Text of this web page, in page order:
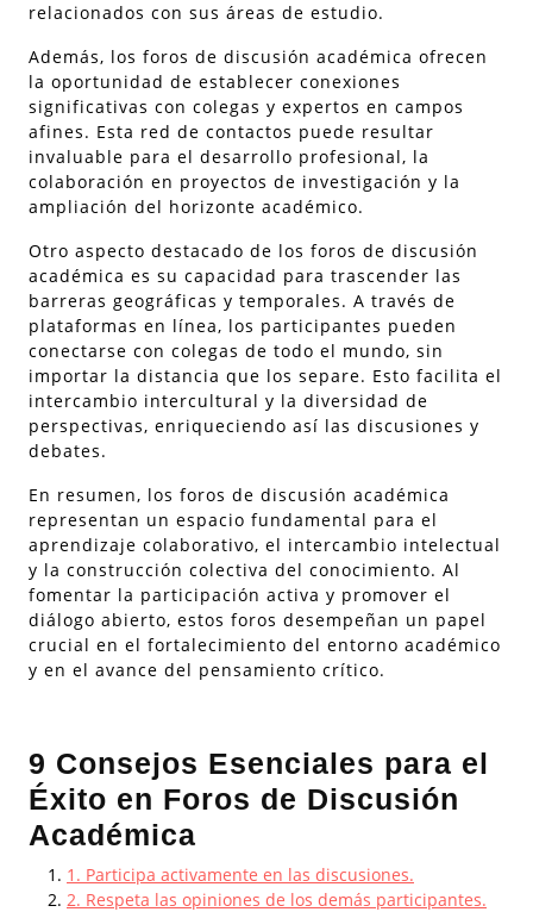
relacionados con sus áreas de estudio.
Además, los foros de discusión académica ofrecen
la oportunidad de establecer conexiones
significativas con colegas y expertos en campos
afines. Esta red de contactos puede resultar
invaluable para el desarrollo profesional, la
colaboración en proyectos de investigación y la
ampliación del horizonte académico.
Otro aspecto destacado de los foros de discusión
académica es su capacidad para trascender las
barreras geográficas y temporales. A través de
plataformas en línea, los participantes pueden
conectarse con colegas de todo el mundo, sin
importar la distancia que los separe. Esto facilita el
intercambio intercultural y la diversidad de
perspectivas, enriqueciendo así las discusiones y
debates.
En resumen, los foros de discusión académica
representan un espacio fundamental para el
aprendizaje colaborativo, el intercambio intelectual
y la construcción colectiva del conocimiento. Al
fomentar la participación activa y promover el
diálogo abierto, estos foros desempeñan un papel
crucial en el fortalecimiento del entorno académico
y en el avance del pensamiento crítico.
9 Consejos Esenciales para el
Éxito en Foros de Discusión
Académica
1. Participa activamente en las discusiones.
2. Respeta las opiniones de los demás participantes.